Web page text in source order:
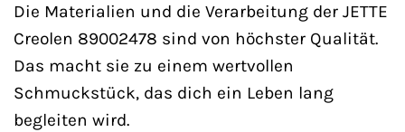
Die Materialien und die Verarbeitung der JETTE
Creolen 89002478 sind von höchster Qualität.
Das macht sie zu einem wertvollen
Schmuckstück, das dich ein Leben lang
begleiten wird.